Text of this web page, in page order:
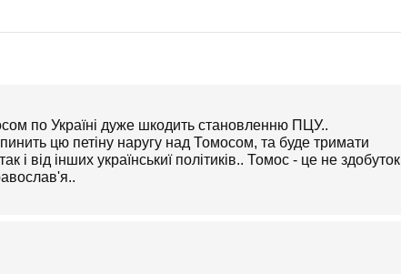
по Україні дуже шкодить становленню ПЦУ..
цю петіну наругу над Томосом, та буде тримати
і від інших українськиї політиків.. Томос - це не здобуток